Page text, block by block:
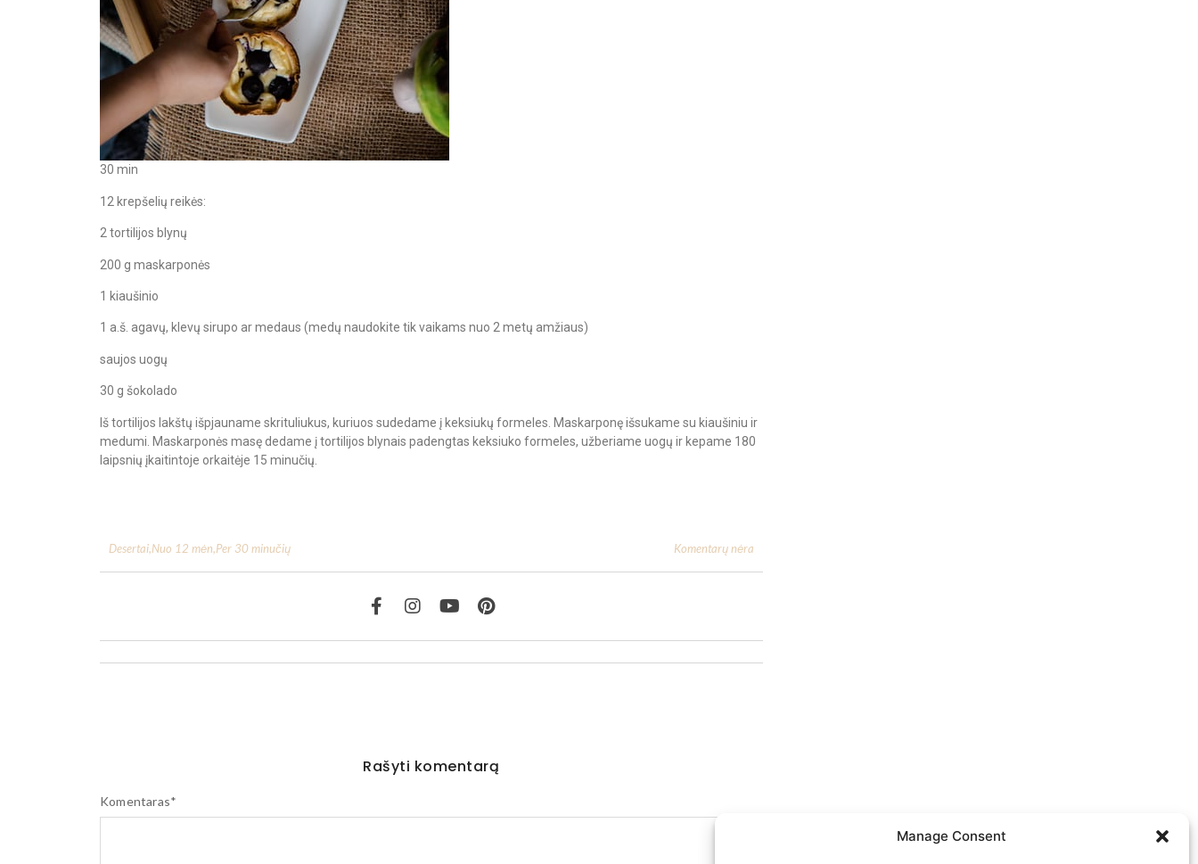
Manage Consent
30 min
12 krepšelių reikės:
2 tortilijos blynų
200 g maskarponės
1 kiaušinio
1 a.š. agavų, klevų sirupo ar medaus (medų naudokite tik vaikams nuo 2 metų amžiaus)
saujos uogų
30 g šokolado
Iš tortilijos lakštų išpjauname skrituliukus, kuriuos sudedame į keksiukų formeles. Maskarponę išsukame su kiaušiniu ir
medumi. Maskarponės masę dedame į tortilijos blynais padengtas keksiuko formeles, užberiame uogų ir kepame 180
laipsnių įkaitintoje orkaitėje 15 minučių.
Desertai,Nuo 12 mėn,Per 30 minučių Komentarų nėra
Rašyti komentarą
Komentaras*